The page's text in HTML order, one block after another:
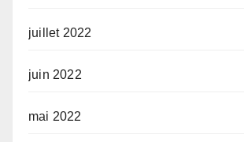
juillet 2022
juin 2022
mai 2022